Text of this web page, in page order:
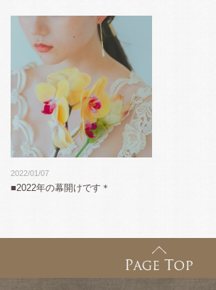
2022/01/07
■2022年の幕開けです＊